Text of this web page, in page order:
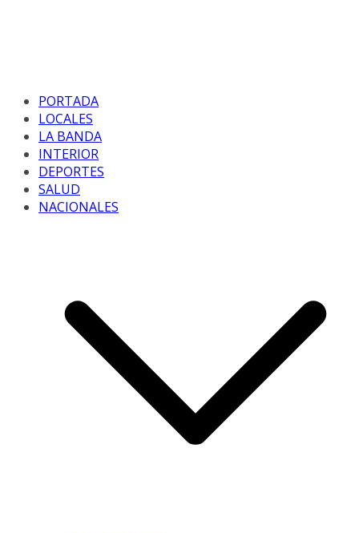
PORTADA
LOCALES
LA BANDA
INTERIOR
DEPORTES
SALUD
NACIONALES